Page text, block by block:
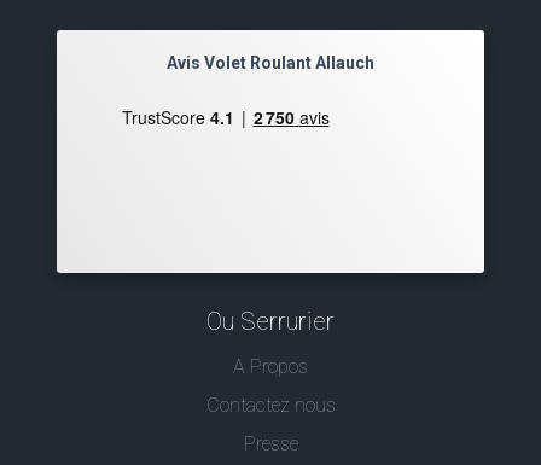
Avis Volet Roulant Allauch
Ou Serrurier
A Propos
Contactez nous
Presse